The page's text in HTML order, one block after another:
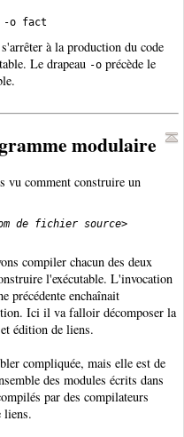
à la production du code
Le drapeau -o précède le
modulaire
vu comment construire un
de fichier source>
compiler chacun des deux
l'exécutable. L'invocation
précédente enchaînait
Ici il va falloir décomposer la
édition de liens.
compliquée, mais elle est de
des modules écrits dans
par des compilateurs
liens.